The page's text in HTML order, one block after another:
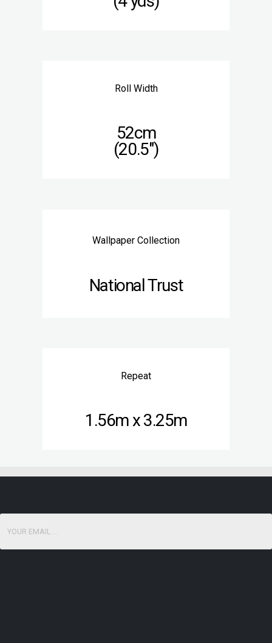
Roll Width
52cm
(20.5″)
Wallpaper Collection
National Trust
Repeat
1.56m x 3.25m